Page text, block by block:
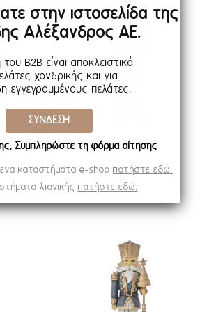
ΚΑΦΕ ΚΑΡΥΟΘΡΑΥΣΤΗΣ ΜΕ
ΣΚΗΠΤΡΟ 10Χ10Χ32ΕΚ
ΚΑΦΕ ΚΑΡΥΟΘΡΑΥΣΤΗΣ ΜΕ
ΣΚΗΠΤΡΟ 10Χ10Χ32ΕΚ
ΣΥΝΔΕΣΗ
στην ιστοσελίδα της
Αλέξανδρος ΑΕ.
καταστήματα e-shop πατήστε εδώ.
B2B είναι αποκλειστικά
χονδρικής και για
εγγεγραμμένους πελάτες.
Συμπληρώστε τη φόρμα αίτησης
λιανικής πατήστε εδώ.